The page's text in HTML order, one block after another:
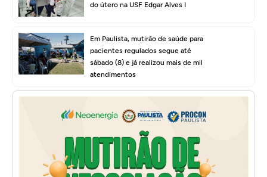
do útero na USF Edgar Alves I
Em Paulista, mutirão de saúde para
pacientes regulados segue até
sábado (8) e já realizou mais de mil
atendimentos